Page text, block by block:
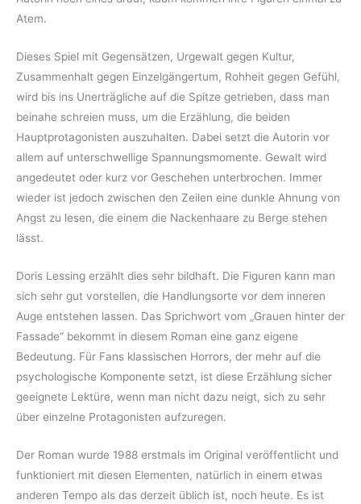
Atem.
Dieses Spiel mit Gegensätzen, Urgewalt gegen Kultur,
Zusammenhalt gegen Einzelgängertum, Rohheit gegen Gefühl,
wird bis ins Unerträgliche auf die Spitze getrieben, dass man
beinahe schreien muss, um die Erzählung, die beiden
Hauptprotagonisten auszuhalten. Dabei setzt die Autorin vor
allem auf unterschwellige Spannungsmomente. Gewalt wird
angedeutet oder kurz vor Geschehen unterbrochen. Immer
wieder ist jedoch zwischen den Zeilen eine dunkle Ahnung von
Angst zu lesen, die einem die Nackenhaare zu Berge stehen
lässt.
Doris Lessing erzählt dies sehr bildhaft. Die Figuren kann man
sich sehr gut vorstellen, die Handlungsorte vor dem inneren
Auge entstehen lassen. Das Sprichwort vom „Grauen hinter der
Fassade“ bekommt in diesem Roman eine ganz eigene
Bedeutung. Für Fans klassischen Horrors, der mehr auf die
psychologische Komponente setzt, ist diese Erzählung sicher
geeignete Lektüre, wenn man nicht dazu neigt, sich zu sehr
über einzelne Protagonisten aufzuregen.
Der Roman wurde 1988 erstmals im Original veröffentlicht und
funktioniert mit diesen Elementen, natürlich in einem etwas
anderen Tempo als das derzeit üblich ist, noch heute. Es ist